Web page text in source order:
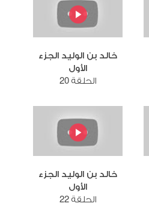
خالد بن الوليد الجزء
الأول
الحلقة 20
خالد بن الوليد الجزء
الأول
الحلقة 22